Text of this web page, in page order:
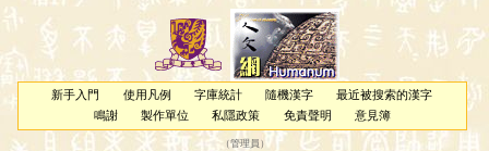
新手入門 使用凡例 字庫統計 隨機漢字
最近被搜索的漢字
鳴謝
製作單位 私隱政策 免責聲明 意見簿
（管理員 ）